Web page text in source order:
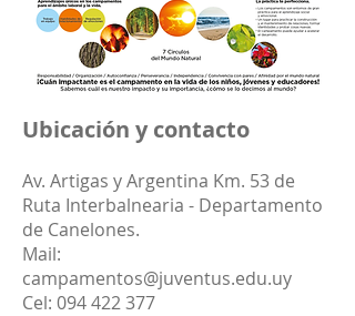
Ubicación y contacto
Av. Artigas y Argentina Km. 53 de
Ruta Interbalnearia - Departamento
de Canelones.
Mail:
campamentos@juventus.edu.uy
Cel: 094 422 377